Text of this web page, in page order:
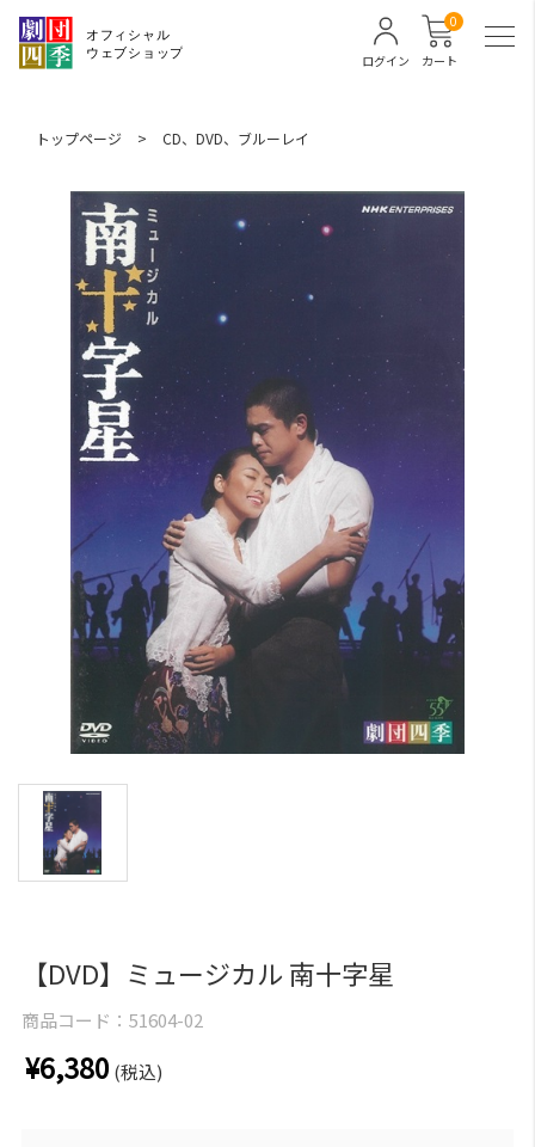
カート
0
ログイン
トップページ > CD、DVD、ブルーレイ
【DVD】ミュージカル 南十字星
商品コード： 51604-02
¥6,380 (税込)